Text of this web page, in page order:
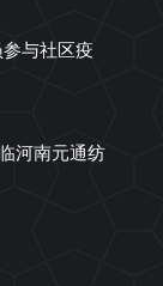
与社区疫
河南元通纺